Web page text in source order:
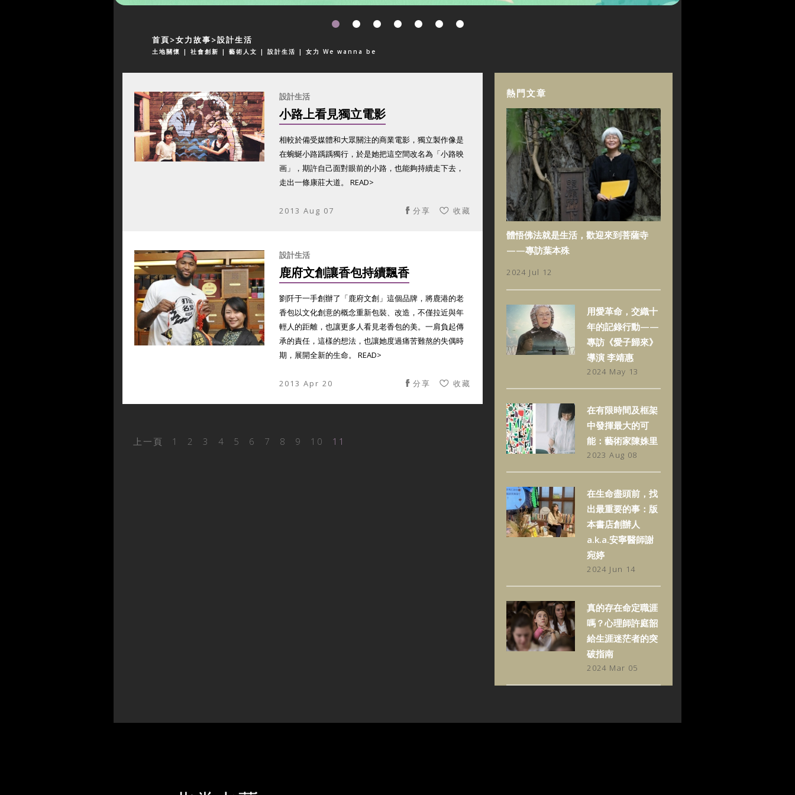
首頁 女力故事 設計生活
土地關懷 | 社會創新 | 藝術人文 | 設計生活 | 女力 We wanna be
設計生活
小路上看見獨立電影
相較於備受媒體和大眾關注的商業電影，獨立製作像是
在蜿蜒小路踽踽獨行，於是她把這空間改名為「小路映
画」，期許自己面對眼前的小路，也能夠持續走下去，
走出一條康莊大道。 READ>
2013 Aug 07 收藏
分享
設計生活
鹿府文創讓香包持續飄香
劉阡于一手創辦了「鹿府文創」這個品牌，將鹿港的老
香包以文化創意的概念重新包裝、改造，不僅拉近與年
輕人的距離，也讓更多人看見老香包的美。一肩負起傳
承的責任，這樣的想法，也讓她度過痛苦難熬的失偶時
期，展開全新的生命。 READ>
2013 Apr 20 收藏
分享
上一頁 1 2 3 4 5 6 7 8 9 10 11
熱門文章
體悟佛法就是生活，歡迎來到菩薩寺
——專訪葉本殊
2024 Jul 12
用愛革命，交織十
年的記錄行動——
專訪《愛子歸來》
導演 李靖惠
2024 May 13
在有限時間及框架
中發揮最大的可
能：藝術家陳姝里
2023 Aug 08
在生命盡頭前，找
出最重要的事：版
本書店創辦人
a.k.a.安寧醫師謝
宛婷
2024 Jun 14
真的存在命定職涯
嗎？心理師許庭韶
給生涯迷茫者的突
破指南
2024 Mar 05